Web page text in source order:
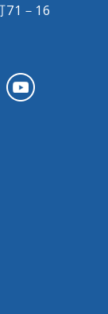
71－16